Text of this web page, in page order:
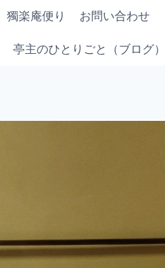
獨楽庵便り お問い合わせ
亭主のひとりごと（ブログ）